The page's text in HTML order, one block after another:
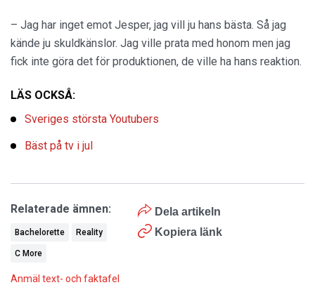
– Jag har inget emot Jesper, jag vill ju hans bästa. Så jag
kände ju skuldkänslor. Jag ville prata med honom men jag
fick inte göra det för produktionen, de ville ha hans reaktion.
LÄS OCKSÅ:
Sveriges största Youtubers
Bäst på tv i jul
Dela artikeln
Kopiera länk
Relaterade ämnen:
Bachelorette Reality
C More
Anmäl text- och faktafel